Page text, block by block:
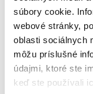
súbory cookie.
webové stránky,
oblasti sociálnych
môžu príslušné
údajmi, ktoré ste
keď ste používali
prostriedku